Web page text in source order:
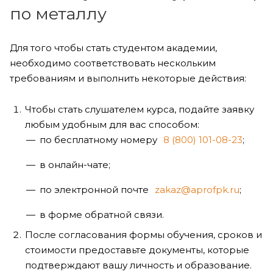
по металлу
Для того чтобы стать студентом академии,
необходимо соответствовать нескольким
требованиям и выполнить некоторые действия:
Чтобы стать слушателем курса, подайте заявку
любым удобным для вас способом:
по бесплатному номеру 8 (800) 101-08-23;
в онлайн-чате;
по электронной почте zakaz@aprofpk.ru;
в форме обратной связи.
После согласования формы обучения, сроков и
стоимости предоставьте документы, которые
подтверждают вашу личность и образование.